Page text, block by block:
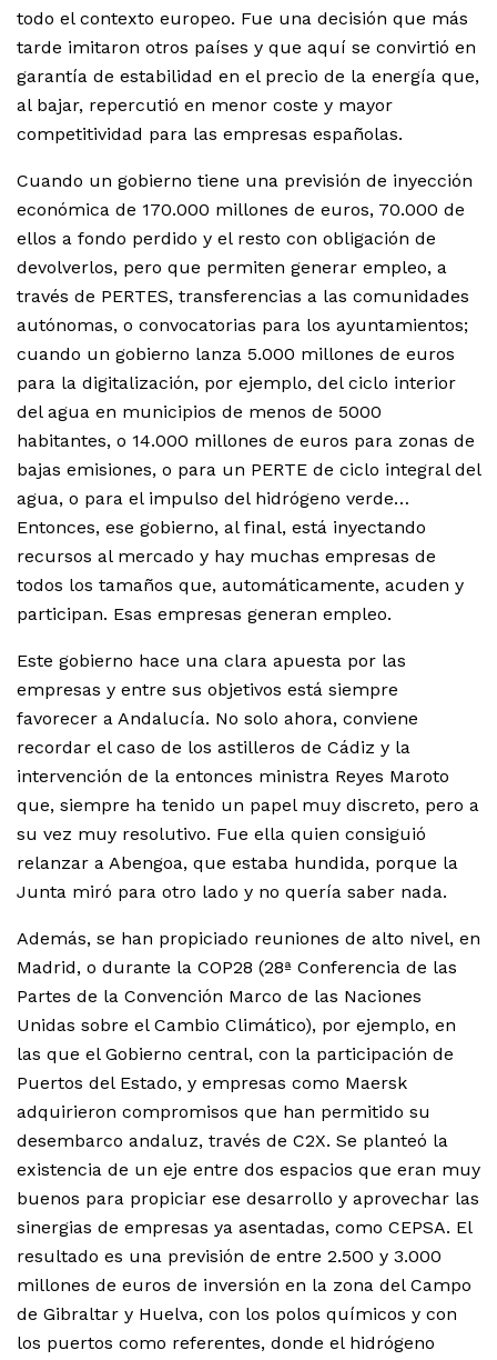
todo el contexto europeo. Fue una decisión que más
tarde imitaron otros países y que aquí se convirtió en
garantía de estabilidad en el precio de la energía que,
al bajar, repercutió en menor coste y mayor
competitividad para las empresas españolas.
Cuando un gobierno tiene una previsión de inyección
económica de 170.000 millones de euros, 70.000 de
ellos a fondo perdido y el resto con obligación de
devolverlos, pero que permiten generar empleo, a
través de PERTES, transferencias a las comunidades
autónomas, o convocatorias para los ayuntamientos;
cuando un gobierno lanza 5.000 millones de euros
para la digitalización, por ejemplo, del ciclo interior
del agua en municipios de menos de 5000
habitantes, o 14.000 millones de euros para zonas de
bajas emisiones, o para un PERTE de ciclo integral del
agua, o para el impulso del hidrógeno verde…
Entonces, ese gobierno, al final, está inyectando
recursos al mercado y hay muchas empresas de
todos los tamaños que, automáticamente, acuden y
participan. Esas empresas generan empleo.
Este gobierno hace una clara apuesta por las
empresas y entre sus objetivos está siempre
favorecer a Andalucía. No solo ahora, conviene
recordar el caso de los astilleros de Cádiz y la
intervención de la entonces ministra Reyes Maroto
que, siempre ha tenido un papel muy discreto, pero a
su vez muy resolutivo. Fue ella quien consiguió
relanzar a Abengoa, que estaba hundida, porque la
Junta miró para otro lado y no quería saber nada.
Además, se han propiciado reuniones de alto nivel, en
Madrid, o durante la COP28 (28ª Conferencia de las
Partes de la Convención Marco de las Naciones
Unidas sobre el Cambio Climático), por ejemplo, en
las que el Gobierno central, con la participación de
Puertos del Estado, y empresas como Maersk
adquirieron compromisos que han permitido su
desembarco andaluz, través de C2X. Se planteó la
existencia de un eje entre dos espacios que eran muy
buenos para propiciar ese desarrollo y aprovechar las
sinergias de empresas ya asentadas, como CEPSA. El
resultado es una previsión de entre 2.500 y 3.000
millones de euros de inversión en la zona del Campo
de Gibraltar y Huelva, con los polos químicos y con
los puertos como referentes, donde el hidrógeno